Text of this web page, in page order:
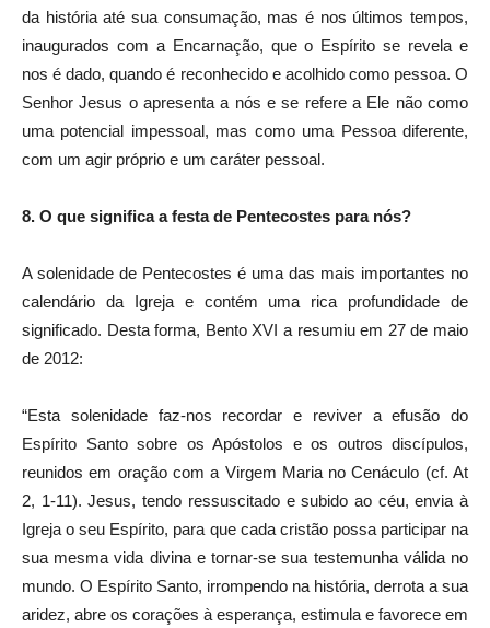
da história até sua consumação, mas é nos últimos tempos,
inaugurados com a Encarnação, que o Espírito se revela e
nos é dado, quando é reconhecido e acolhido como pessoa. O
Senhor Jesus o apresenta a nós e se refere a Ele não como
uma potencial impessoal, mas como uma Pessoa diferente,
com um agir próprio e um caráter pessoal.
8. O que significa a festa de Pentecostes para nós?
A solenidade de Pentecostes é uma das mais importantes no
calendário da Igreja e contém uma rica profundidade de
significado. Desta forma, Bento XVI a resumiu em 27 de maio
de 2012:
“Esta solenidade faz-nos recordar e reviver a efusão do
Espírito Santo sobre os Apóstolos e os outros discípulos,
reunidos em oração com a Virgem Maria no Cenáculo (cf. At
2, 1-11). Jesus, tendo ressuscitado e subido ao céu, envia à
Igreja o seu Espírito, para que cada cristão possa participar na
sua mesma vida divina e tornar-se sua testemunha válida no
mundo. O Espírito Santo, irrompendo na história, derrota a sua
aridez, abre os corações à esperança, estimula e favorece em